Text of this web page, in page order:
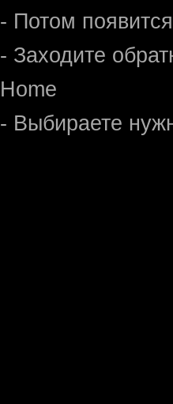
- Потом
- Заходите
Home
- Выбираете